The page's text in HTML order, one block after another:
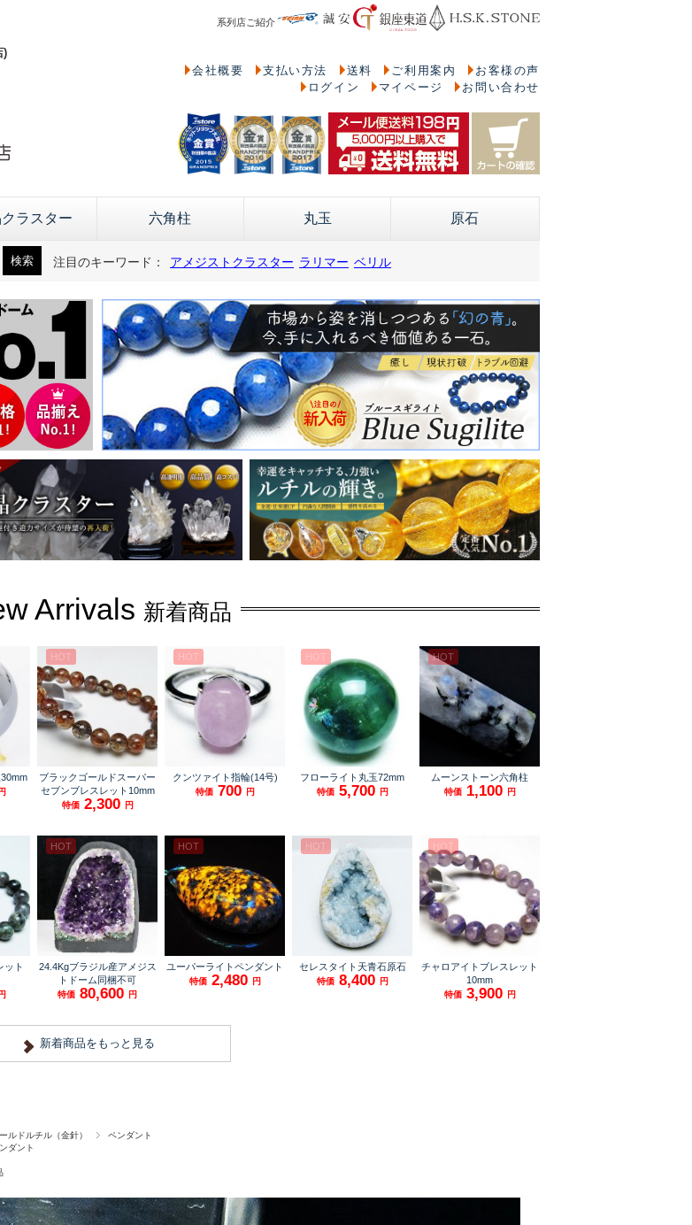
)
系列店ご紹介
会社概要 支払い方法 送料 ご利用案内
お客様の声
ログイン
マイページ お問い合わせ
ラスター 六角柱 丸玉 原石
注目のキーワード： アメジストクラスター ラリマー ベリル
ルドルチル（金針）
ペンダント
ダント